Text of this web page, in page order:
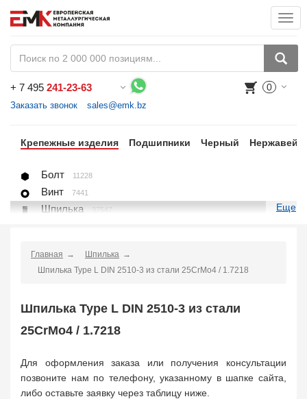
+ 7 495 241-23-63
Заказать звонок sales@emk.bz
0
Крепежные изделия Подшипники Черный
Болт 11228
Винт 7441
Шпилька 37547
Пробка, вставка
U-болт (хомут)
Заказать в 1 клик
Еще
Главная
Шпилька
Шпилька Type L DIN 2510-3 из стали 25CrMo4 / 1.7218
Шпилька Type L DIN 2510-3 из стали
25CrMo4 / 1.7218
Для оформления заказа или получения консультации
позвоните нам по телефону, указанному в шапке сайта,
либо оставьте заявку через таблицу ниже.